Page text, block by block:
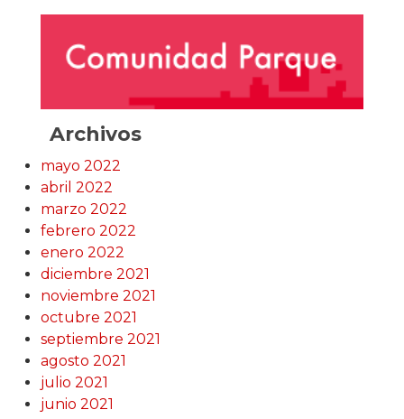
Archivos
mayo 2022
abril 2022
marzo 2022
febrero 2022
enero 2022
diciembre 2021
noviembre 2021
octubre 2021
septiembre 2021
agosto 2021
julio 2021
junio 2021